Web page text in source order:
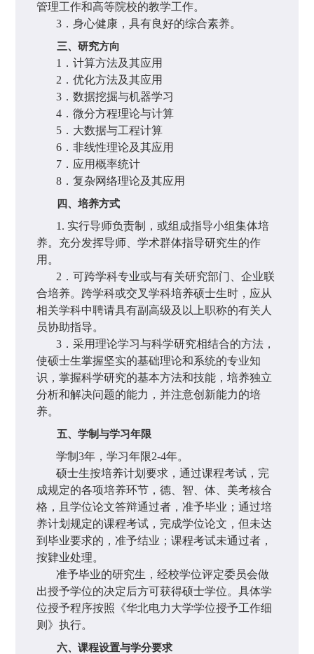
管理工作和高等院校的教学工作。
3 ．身心健康，具有良好的综合素养。
三、研究方向
1 ．计算方法及其应用
2 ．优化方法及其应用
3 ．数据挖掘与机器学习
4 ．微分方程理论与计算
5 ．大数据与工程计算
6 ．非线性理论及其应用
7 ．应用概率统计
8 ．复杂网络理论及其应用
四、培养方式
1. 实行导师负责制，或组成指导小组集体培
养。充分发挥导师、学术群体指导研究生的作
用。
2 ．可跨学科专业或与有关研究部门、企业联
合培养。跨学科或交叉学科培养硕士生时，应从
相关学科中聘请具有副高级及以上职称的有关人
员协助指导。
3 ．采用理论学习与科学研究相结合的方法，
使硕士生掌握坚实的基础理论和系统的专业知
识，掌握科学研究的基本方法和技能，培养独立
分析和解决问题的能力，并注意创新能力的培
养。
五、学制与学习年限
学制3年，学习年限2-4年。
硕士生按培养计划要求，通过课程考试，完
成规定的各项培养环节，德、智、体、美考核合
格，且学位论文答辩通过者，准予毕业；通过培
养计划规定的课程考试，完成学位论文，但未达
到毕业要求的，准予结业；课程考试未通过者，
按肄业处理。
准予毕业的研究生，经校学位评定委员会做
出授予学位的决定后方可获得硕士学位。具体学
位授予程序按照《华北电力大学学位授予工作细
则》执行。
六、课程设置与学分要求